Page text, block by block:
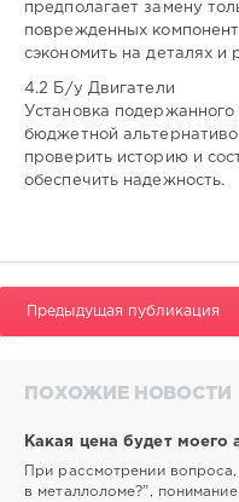
предполагает замену
поврежденных
сэкономить на деталях и
4.2 Б/у Двигатели
Установка подержанного
бюджетной
проверить историю и
обеспечить надежность.
Предыдущая публикация
ПОХОЖИЕ НОВОСТИ
Какая цена будет моего
При рассмотрении
в металлоломе?”,